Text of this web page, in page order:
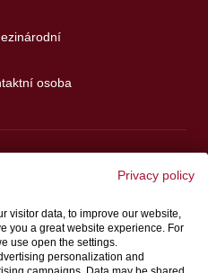
osoba
podmínky
Privacy policy
visitor data, to improve our website,
you a great website experience. For
use open the settings.
personalization and